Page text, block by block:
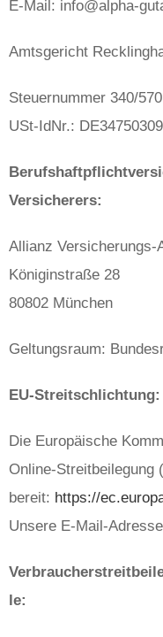
E-Mail: info@alpha-
Amtsgericht
Steuernummer 340/
USt-IdNr.:
Versicherers:
Allianz Versicherungs-
Königinstraße 28
80802 München
Geltungsraum:
EU-Streitschlichtung:
Die Europäische
Online-Streitbeilegung
bereit: https://
Unsere E‑Mail-
le: